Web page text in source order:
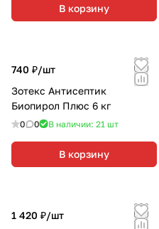
В корзину
740 ₽/шт
Зотекс Антисептик
Биопирол Плюс 6 кг
0 0 В наличии: 21 шт
В корзину
1 420 ₽/шт